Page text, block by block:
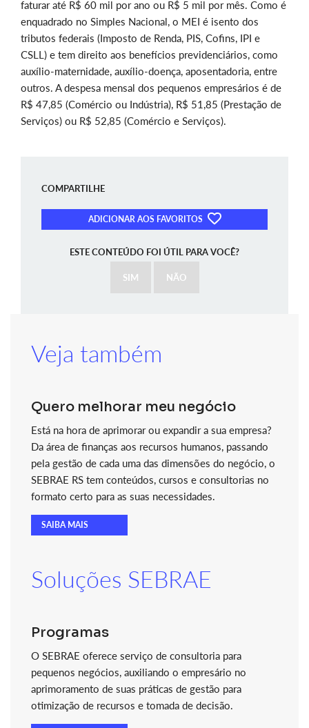
faturar até R$ 60 mil por ano ou R$ 5 mil por mês. Como é
enquadrado no Simples Nacional, o MEI é isento dos
tributos federais (Imposto de Renda, PIS, Cofins, IPI e
CSLL) e tem direito aos benefícios previdenciários, como
auxílio-maternidade, auxílio-doença, aposentadoria, entre
outros. A despesa mensal dos pequenos empresários é de
R$ 47,85 (Comércio ou Indústria), R$ 51,85 (Prestação de
Serviços) ou R$ 52,85 (Comércio e Serviços).
COMPARTILHE
ADICIONAR AOS FAVORITOS
ESTE CONTEÚDO FOI ÚTIL PARA VOCÊ?
SIM NÃO
Veja também
Quero melhorar meu negócio
Está na hora de aprimorar ou expandir a sua empresa?
Da área de finanças aos recursos humanos, passando
pela gestão de cada uma das dimensões do negócio, o
SEBRAE RS tem conteúdos, cursos e consultorias no
formato certo para as suas necessidades.
SAIBA MAIS
Soluções SEBRAE
Programas
O SEBRAE oferece serviço de consultoria para
pequenos negócios, auxiliando o empresário no
aprimoramento de suas práticas de gestão para
otimização de recursos e tomada de decisão.